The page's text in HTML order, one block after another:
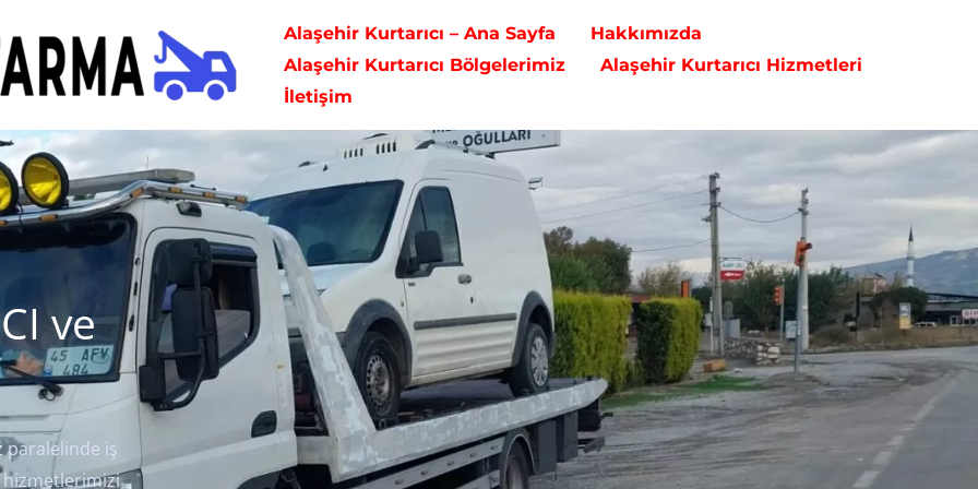
Alaşehir Kurtarıcı – Ana Sayfa
Hakkımızda
Alaşehir Kurtarıcı Bölgelerimiz
Alaşehir Kurtarıcı Hizmetleri
İletişim
ve
paralelinde iş
hizmetlerimizi